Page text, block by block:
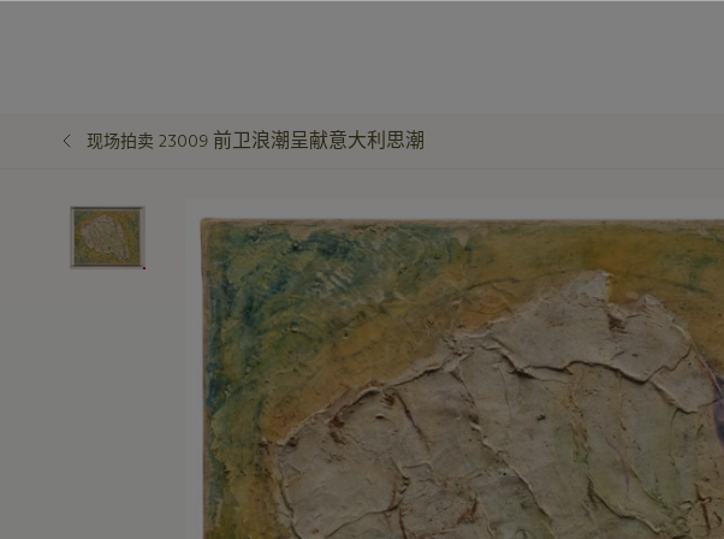
现场拍卖 23009 前卫浪潮呈献意大利思潮